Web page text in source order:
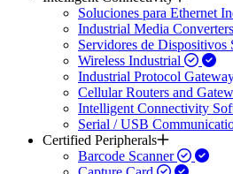
Soluciones para Ethernet
Industrial Media Converters
Servidores de Dispositivos
Wireless Industrial
Industrial Protocol
Cellular Routers and
Intelligent Connectivity
Serial / USB
Certified Peripherals
Barcode Scanner